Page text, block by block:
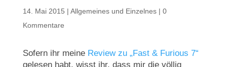
14. Mai 2015 | Allgemeines und Einzelnes| 0
Kommentare
Sofern ihr meine Review zu „Fast & Furious 7“
gelesen habt, wisst ihr, dass mir die völlig